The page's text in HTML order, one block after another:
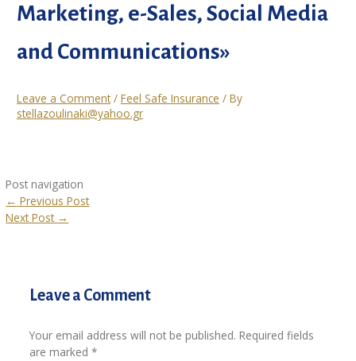
Marketing, e-Sales, Social Media
and Communications»
Leave a Comment /Feel Safe Insurance / By
stellazoulinaki@yahoo.gr
Post navigation
← Previous Post
Next Post →
Leave a Comment
Your email address will not be published. Required fields
are marked *